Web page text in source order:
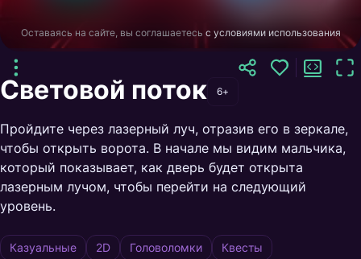
Оставаясь на сайте, вы соглашаетесь с условиями использования
Световой поток 6+
Пройдите через лазерный луч, отразив его в зеркале,
чтобы открыть ворота. В начале мы видим мальчика,
который показывает, как дверь будет открыта
лазерным лучом, чтобы перейти на следующий
уровень.
Казуальные 2D Головоломки Квесты